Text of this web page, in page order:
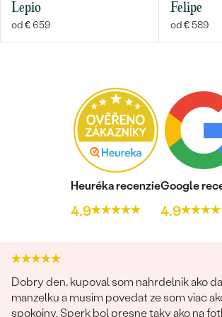
Lepio
od € 659
Felipe
od € 589
Heuréka recenzie
4.9
Google
4.9
Dobry den, kupoval som nahrdelnik ako
manzelku a musim povedat ze som viac
spokojny. Sperk bol presne taky ako na